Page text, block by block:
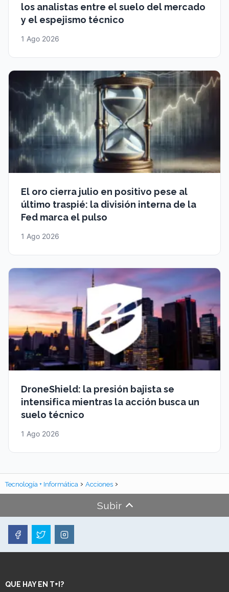
los analistas entre el suelo del mercado
y el espejismo técnico
1 Ago 2026
El oro cierra julio en positivo pese al
último traspié: la división interna de la
Fed marca el pulso
1 Ago 2026
DroneShield: la presión bajista se
intensifica mientras la acción busca un
suelo técnico
1 Ago 2026
Tecnología + Informática Acciones
Subir
QUE HAY EN T+I?